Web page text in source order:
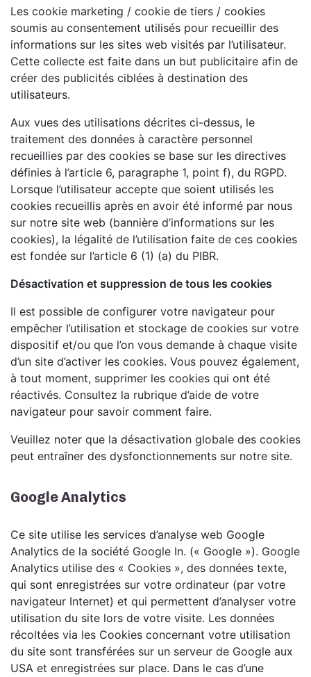
Les cookie marketing / cookie de tiers / cookies
soumis au consentement utilisés pour recueillir des
informations sur les sites web visités par l’utilisateur.
Cette collecte est faite dans un but publicitaire afin de
créer des publicités ciblées à destination des
utilisateurs.
Aux vues des utilisations décrites ci-dessus, le
traitement des données à caractère personnel
recueillies par des cookies se base sur les directives
définies à l’article 6, paragraphe 1, point f), du RGPD.
Lorsque l’utilisateur accepte que soient utilisés les
cookies recueillis après en avoir été informé par nous
sur notre site web (bannière d’informations sur les
cookies), la légalité de l’utilisation faite de ces cookies
est fondée sur l’article 6 (1) (a) du PIBR.
Désactivation et suppression de tous les cookies
Il est possible de configurer votre navigateur pour
empêcher l’utilisation et stockage de cookies sur votre
dispositif et/ou que l’on vous demande à chaque visite
d’un site d’activer les cookies. Vous pouvez également,
à tout moment, supprimer les cookies qui ont été
réactivés. Consultez la rubrique d’aide de votre
navigateur pour savoir comment faire.
Veuillez noter que la désactivation globale des cookies
peut entraîner des dysfonctionnements sur notre site.
Google Analytics
Ce site utilise les services d’analyse web Google
Analytics de la société Google In. (« Google »). Google
Analytics utilise des « Cookies », des données texte,
qui sont enregistrées sur votre ordinateur (par votre
navigateur Internet) et qui permettent d’analyser votre
utilisation du site lors de votre visite. Les données
récoltées via les Cookies concernant votre utilisation
du site sont transférées sur un serveur de Google aux
USA et enregistrées sur place. Dans le cas d’une